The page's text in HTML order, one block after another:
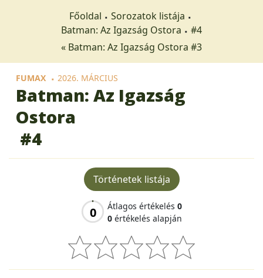
Főoldal
Sorozatok listája
Batman: Az Igazság Ostora
#4
« Batman: Az Igazság Ostora #3
FUMAX 2026. MÁRCIUS
Batman: Az Igazság
Ostora
#4
Történetek listája
0 Átlagos értékelés 0
0 értékelés alapján